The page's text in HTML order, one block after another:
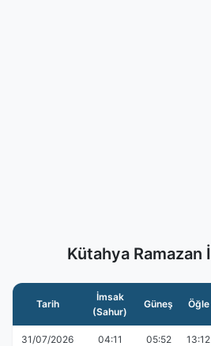
Kütahya Ramazan
Tarih
İmsak
(Sahur)
Güneş Öğle
31/07/2026 04:11 05:52 13:12